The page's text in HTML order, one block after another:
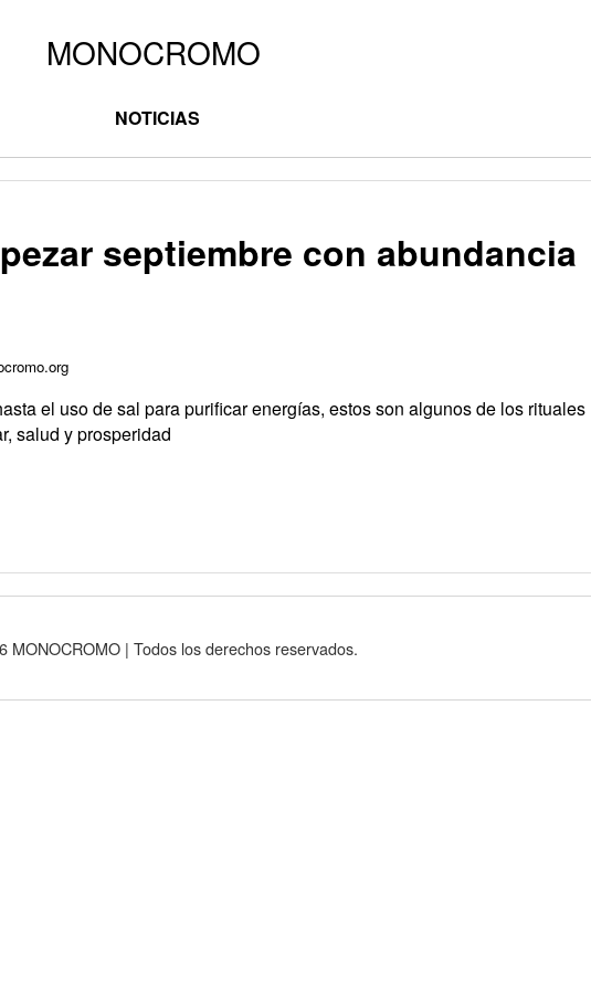
NOTICIAS
septiembre con abundancia
el uso de sal para purificar energías, estos son algunos de los rituales
salud y prosperidad
MONOCROMO | Todos los derechos reservados.